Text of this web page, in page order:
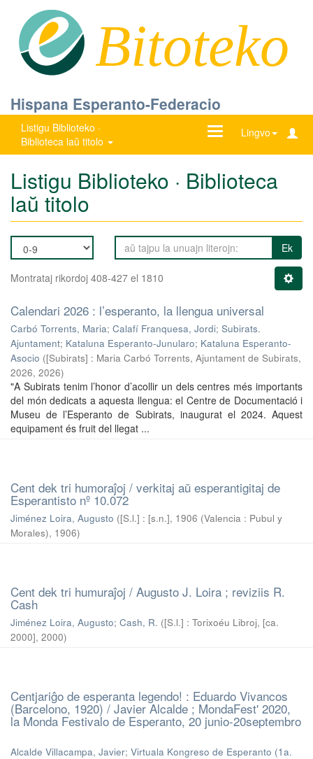
Bitoteko
Hispana Esperanto-Federacio
Listigu Biblioteko ·
Biblioteca laŭ titolo
Lingvo
Ŝanĝu
Listigu Biblioteko · Biblioteca
laŭ titolo
Ek
Montrataj rikordoj 408-427 el 1810
Calendari 2026 : l’esperanto, la llengua universal
Carbó Torrents, Maria; Calafí Franquesa, Jordi; Subirats.
Ajuntament; Kataluna Esperanto-Junularo; Kataluna Esperanto-
Asocio ([Subirats] : Maria Carbó Torrents, Ajuntament de Subirats,
2026, 2026)
"A Subirats tenim l’honor d’acollir un dels centres més importants
del món dedicats a aquesta llengua: el Centre de Documentació i
Museu de l’Esperanto de Subirats, inaugurat el 2024. Aquest
equipament és fruit del llegat ...
Cent dek tri humoraĵoj / verkitaj aŭ esperantigitaj de
Esperantisto nº 10.072
Jiménez Loira, Augusto ([S.l.] : [s.n.], 1906 (Valencia : Pubul y
Morales), 1906)
Cent dek tri humuraĵoj / Augusto J. Loira ; reviziis R.
Cash
Jiménez Loira, Augusto; Cash, R. ([S.l.] : Torixoéu Libroj, [ca.
2000], 2000)
Centjariĝo de esperanta legendo! : Eduardo Vivancos
(Barcelono, 1920) / Javier Alcalde ; MondaFest' 2020,
la Monda Festivalo de Esperanto, 20 junio-20septembro
Alcalde Villacampa, Javier; Virtuala Kongreso de Esperanto (1a.